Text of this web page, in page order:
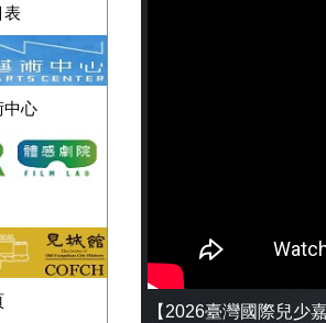
表
中心
【2026臺灣國際兒少